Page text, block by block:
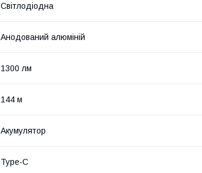
Світлодіодна
Анодований алюміній
1300 лм
144 м
Акумулятор
Type-C